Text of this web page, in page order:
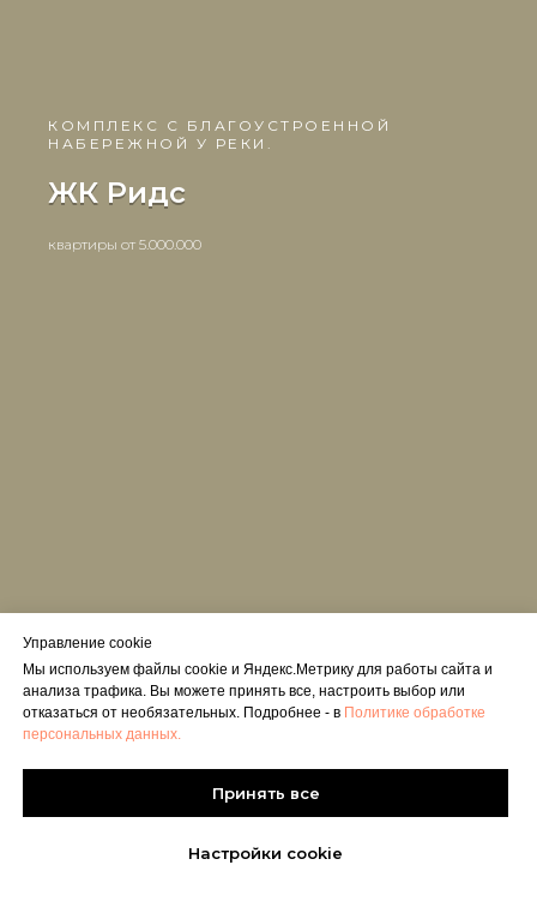
Связаться
КОМПЛЕКС С БЛАГОУСТРОЕННОЙ
НАБЕРЕЖНОЙ У РЕКИ.
ЖК Ридс
квартиры от 5.000.000
КОМПЛЕКС БИЗНЕС-КЛАССА НА
СТАРОКУБАНСКОЙ.
ЖК Патрики
Управление cookie
Мы используем файлы cookie и Яндекс.Метрику для работы сайта и
анализа трафика. Вы можете принять все, настроить выбор или
отказаться от необязательных. Подробнее - в Политике обработке
персональных данных.
Принять все
Настройки cookie